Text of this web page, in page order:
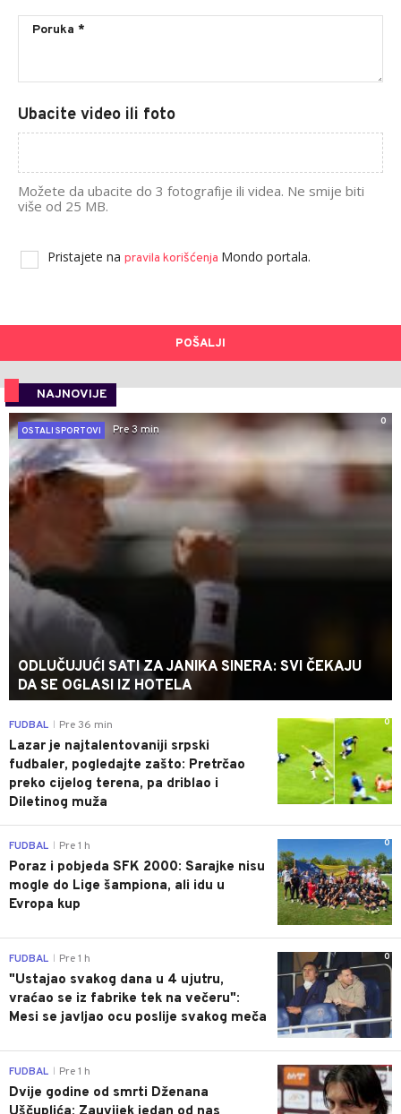
Ubacite video ili foto
Možete da ubacite do 3 fotografije ili videa. Ne smije biti
više od 25 MB.
Pristajete na pravila korišćenja Mondo portala.
POŠALJI
NAJNOVIJE
0
OSTALI SPORTOVI
Pre 3 min
ODLUČUJUĆI SATI ZA JANIKA SINERA: SVI ČEKAJU
DA SE OGLASI IZ HOTELA
0
FUDBAL Pre 36 min
Lazar je najtalentovaniji srpski
fudbaler, pogledajte zašto: Pretrčao
preko cijelog terena, pa driblao i
Diletinog muža
0
FUDBAL Pre 1 h
Poraz i pobjeda SFK 2000: Sarajke nisu
mogle do Lige šampiona, ali idu u
Evropa kup
0
FUDBAL Pre 1 h
"Ustajao svakog dana u 4 ujutru,
vraćao se iz fabrike tek na večeru":
Mesi se javljao ocu poslije svakog meča
1
FUDBAL Pre 1 h
Dvije godine od smrti Dženana